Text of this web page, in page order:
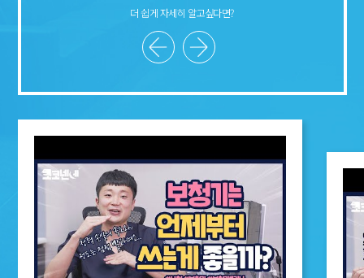
더 쉽게 자세히 알고싶다면?